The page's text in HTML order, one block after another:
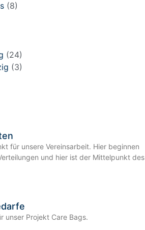
(8)
(24)
(3)
für unsere Vereinsarbeit. Hier beginnen
und hier ist der Mittelpunkt des
unser Projekt Care Bags.